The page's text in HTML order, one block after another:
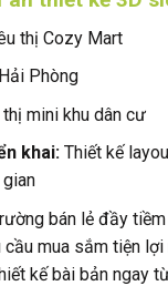
thị Cozy Mart
Phòng
mini khu dân cư
khai:Thiết kế
bán lẻ đầy
cầu mua sắm tiện
kế bài bản ngay